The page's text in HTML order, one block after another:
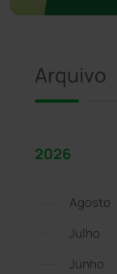
Arquivo
2026
Agosto
Julho
Junho